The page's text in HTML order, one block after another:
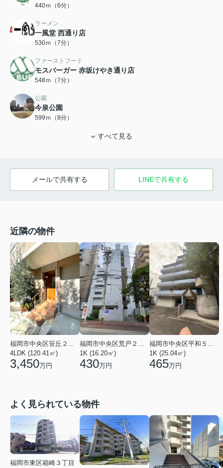
440ｍ（6分）
ラーメン
一風堂 西通り店
530ｍ（7分）
ファーストフード
モスバーガー 赤坂けやき通り店
548ｍ（7分）
公園
今泉公園
599ｍ（8分）
すべて見る
メールで共有する LINEで共有する
近隣の物件
福岡市中央区笹丘２丁目
4LDK (120.41㎡)
3,450万円
福岡市中央区荒戸２丁目
1K (16.20㎡)
430万円
福岡市中央区平和５丁目
1K (25.04㎡)
465万円
よく見られている物件
福岡市東区箱崎３丁目